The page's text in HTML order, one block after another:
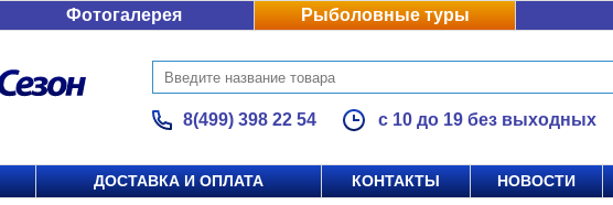
Фотогалерея Рыболовные туры
8(499) 398 22 54 с 10 до 19 без выходных
ДОСТАВКА И ОПЛАТА КОНТАКТЫ НОВОСТИ